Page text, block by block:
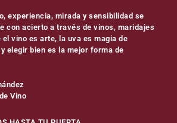
experiencia, mirada y sensibilidad se
con acierto a través de vinos, maridajes
vino es arte, la uva es magia de
elegir bien es la mejor forma de
Vino